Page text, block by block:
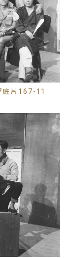
照，只用少少
全劇衝突濃縮
「箱子」等核
主動的動態、
軟在箱子上、
感，翻轉以男
三隊選擇這齣
序與人性尊嚴
底片167-11